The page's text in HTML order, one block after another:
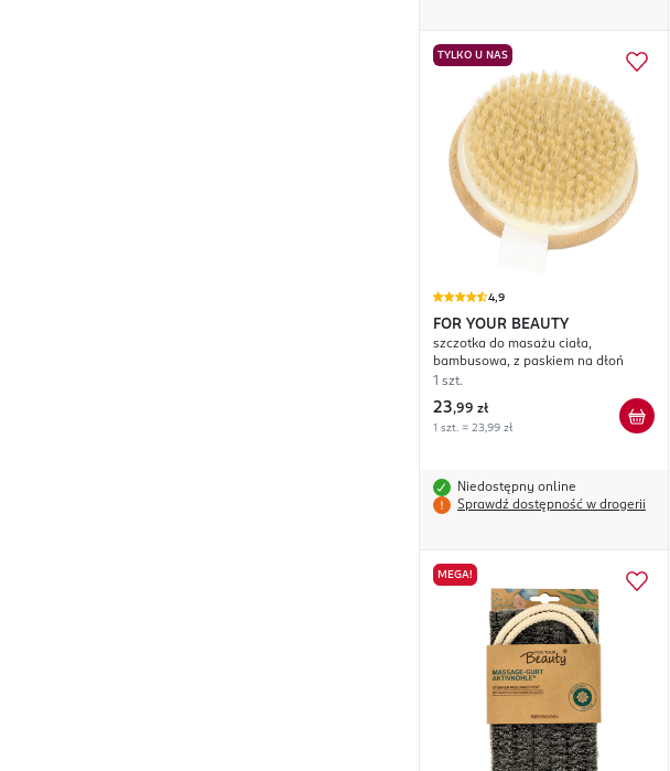
TYLKO U NAS
4,9
FOR YOUR BEAUTY
szczotka do masażu ciała,
bambusowa, z paskiem na dłoń
1 szt.
23,99 zł
1 szt. = 23,99 zł
Niedostępny online
Sprawdź dostępność w drogerii
MEGA!